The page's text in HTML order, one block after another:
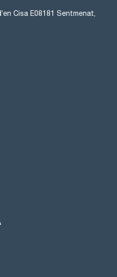
Cisa E08181 Sentmenat,